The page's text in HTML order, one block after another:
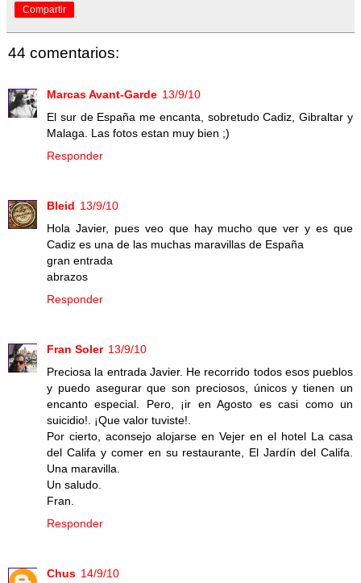
Compartir
44 comentarios:
Marcas Avant-Garde 13/9/10
El sur de España me encanta, sobretudo Cadiz, Gibraltar y
Malaga. Las fotos estan muy bien ;)
Responder
Bleid 13/9/10
Hola Javier, pues veo que hay mucho que ver y es que
Cadiz es una de las muchas maravillas de España
gran entrada
abrazos
Responder
Fran Soler 13/9/10
Preciosa la entrada Javier. He recorrido todos esos pueblos
y puedo asegurar que son preciosos, únicos y tienen un
encanto especial. Pero, ¡ir en Agosto es casi como un
suicidio!. ¡Que valor tuviste!.
Por cierto, aconsejo alojarse en Vejer en el hotel La casa
del Califa y comer en su restaurante, El Jardín del Califa.
Una maravilla.
Un saludo.
Fran.
Responder
Chus 14/9/10